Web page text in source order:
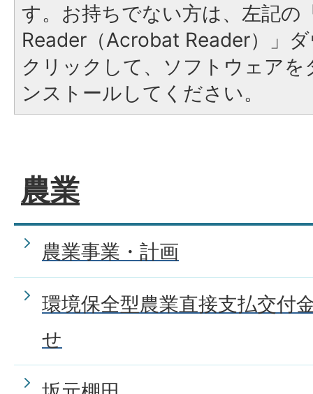
す。お持ちでない方は、左記の
Reader（Acrobat Reader）」
クリックして、ソフトウェア
ンストールしてください。
農業
農業事業・計画
環境保全型農業直接支払交付
せ